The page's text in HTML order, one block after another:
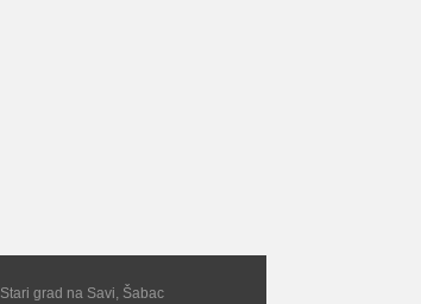
Stari grad na Savi, Šabac